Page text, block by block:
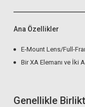
Ana Özellikler
E-Mount Lens/Full-
Bir XA Elemanı ve İki
Genellikle